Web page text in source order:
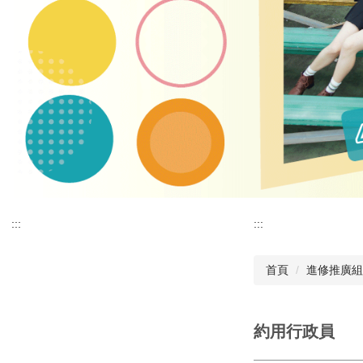
::: :::
首頁 進修推廣組
約用行政員